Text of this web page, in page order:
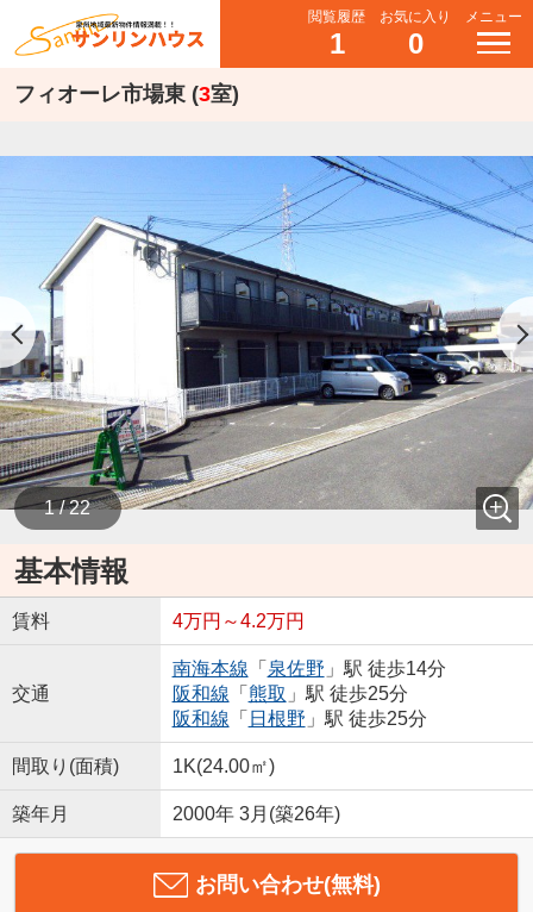
閲覧履歴
1
お気に入り
0
メニュー
フィオーレ市場東 (3室)
1 / 22
基本情報
賃料 4万円～4.2万円
交通
南海本線 「 泉佐野 」駅 徒歩14分
阪和線 「 熊取 」駅 徒歩25分
阪和線 「 日根野 」駅 徒歩25分
間取り(面積) 1K(24.00㎡)
築年月 2000年 3月(築26年)
お問い合わせ(無料)